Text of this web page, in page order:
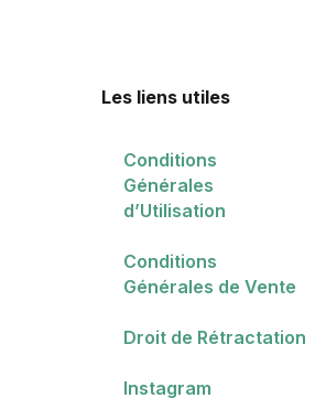
Les liens utiles
Conditions
Générales
d’Utilisation
Conditions
Générales de Vente
Droit de Rétractation
Instagram